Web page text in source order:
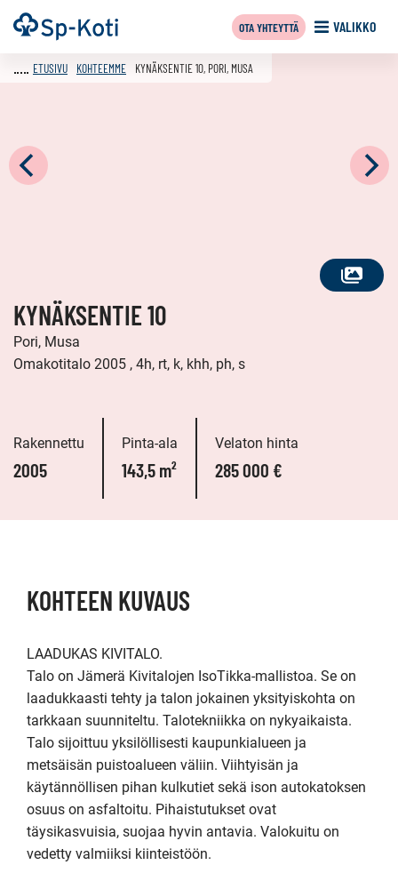
Siirry
sisältöön
Etusivu VALIKKO
OTA YHTEYTTÄ
KATSO
ETUSIVU KOHTEEMME KYNÄKSENTIE 10, PORI, MUSA
KYNÄKSENTIE 10
Pori, Musa
Omakotitalo 2005 , 4h, rt, k, khh, ph, s
Rakennettu
2005
Pinta-ala
143,5 m²
Velaton hinta
285 000 €
KOHTEEN KUVAUS
LAADUKAS KIVITALO.
Talo on Jämerä Kivitalojen IsoTikka-mallistoa. Se on
laadukkaasti tehty ja talon jokainen yksityiskohta on
tarkkaan suunniteltu. Talotekniikka on nykyaikaista.
Talo sijoittuu yksilöllisesti kaupunkialueen ja
metsäisän puistoalueen väliin. Viihtyisän ja
käytännöllisen pihan kulkutiet sekä ison autokatoksen
osuus on asfaltoitu. Pihaistutukset ovat
täysikasvuisia, suojaa hyvin antavia. Valokuitu on
vedetty valmiiksi kiinteistöön.